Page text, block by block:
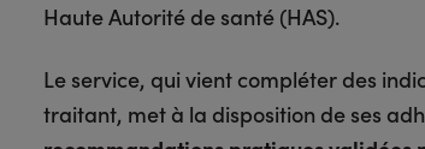
Haute Autorité de santé (HAS).
Le service, qui vient compléter des
traitant, met à la disposition de ses